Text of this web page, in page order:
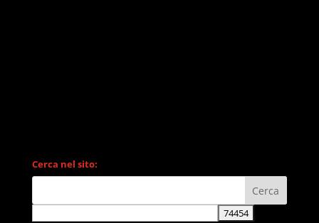
Cerca nel sito: